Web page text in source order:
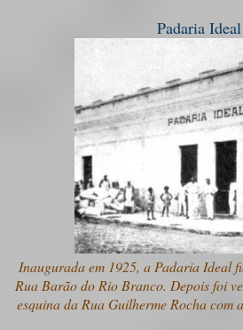
Padaria Ideal
Inaugurada em 1925, a Padaria Ideal
Rua Barão do Rio Branco. Depois foi
esquina da Rua Guilherme Rocha com